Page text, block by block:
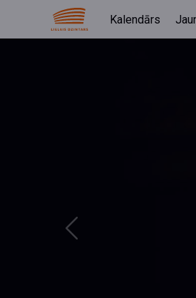
Kalendārs
Previous